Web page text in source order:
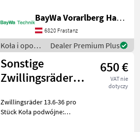
R30 Koło bezdętkowe (TL),
Typ konstrukcji: Opony
radialne, Roz
BayWa Vorarlberg HandelsGmbH BayWa Technik
6820 Frastanz
Koła i opony
/ Sonstige
Dealer Premium Plus
Sonstige
Zwillingsräder
650 €
VAT nie
dotyczy
Zwillingsräder 13.6-36 pro
Stück Koła podwójne: